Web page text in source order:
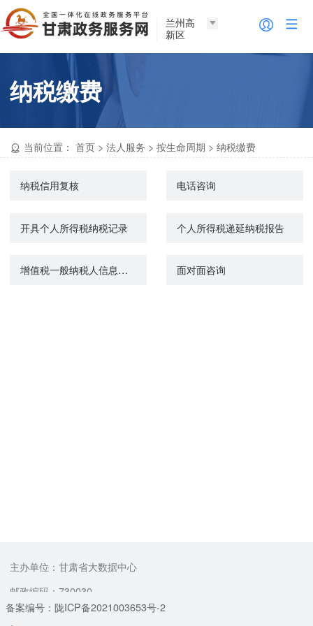
兰州高
新区
纳税缴费
当前位置： 首页 >法人服务 >按生命周期 >纳税缴费
纳税信用复核 电话咨询
开具个人所得税纳税记录 个人所得税递延纳税报告
增值税一般纳税人信息查询 面对面咨询
主办单位：甘肃省大数据中心
邮政编码：730030
备案编号：陇ICP备2021003653号-2